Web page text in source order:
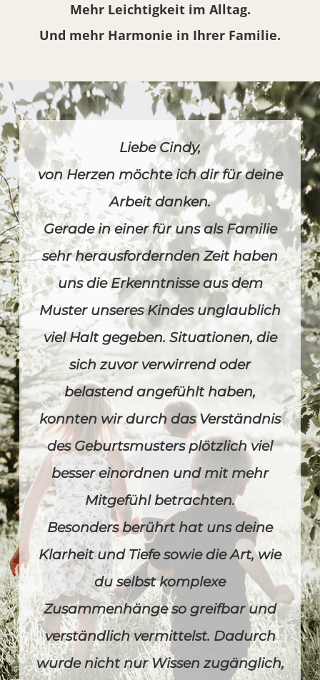
Mehr Leichtigkeit im Alltag.
Und mehr Harmonie in Ihrer Familie.
Liebe Cindy,
von Herzen möchte ich dir für deine
Arbeit danken.
Gerade in einer für uns als Familie
sehr herausfordernden Zeit haben
uns die Erkenntnisse aus dem
Muster unseres Kindes unglaublich
viel Halt gegeben. Situationen, die
sich zuvor verwirrend oder
belastend angefühlt haben,
konnten wir durch das Verständnis
des Geburtsmusters plötzlich viel
besser einordnen und mit mehr
Mitgefühl betrachten.
Besonders berührt hat uns deine
Klarheit und Tiefe sowie die Art, wie
du selbst komplexe
Zusammenhänge so greifbar und
verständlich vermittelst. Dadurch
wurde nicht nur Wissen zugänglich,